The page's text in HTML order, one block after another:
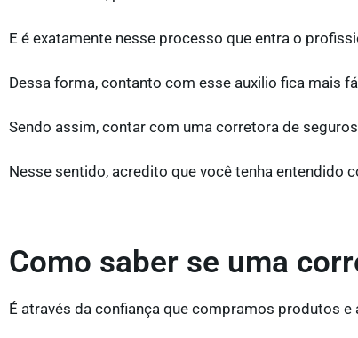
E é exatamente nesse processo que entra o
Dessa forma, contanto com esse auxilio fica mais
Sendo assim, contar com uma corretora de
Nesse sentido, acredito que você tenha
Como saber se uma
É através da confiança que compramos produtos